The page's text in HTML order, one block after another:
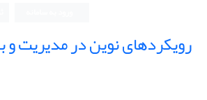
رویکردهای نوین در مدیریت و